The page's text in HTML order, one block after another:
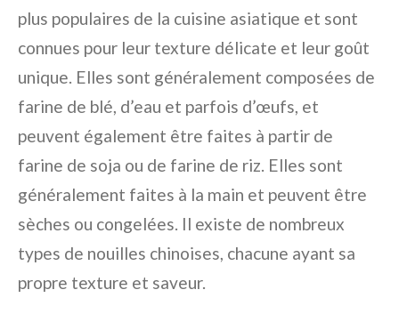
plus populaires de la cuisine asiatique et sont
connues pour leur texture délicate et leur goût
unique. Elles sont généralement composées de
farine de blé, d’eau et parfois d’œufs, et
peuvent également être faites à partir de
farine de soja ou de farine de riz. Elles sont
généralement faites à la main et peuvent être
sèches ou congelées. Il existe de nombreux
types de nouilles chinoises, chacune ayant sa
propre texture et saveur.